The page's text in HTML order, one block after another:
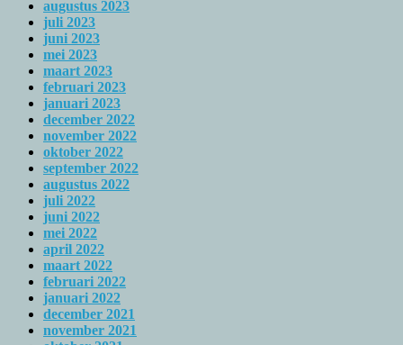
augustus 2023
juli 2023
juni 2023
mei 2023
maart 2023
februari 2023
januari 2023
december 2022
november 2022
oktober 2022
september 2022
augustus 2022
juli 2022
juni 2022
mei 2022
april 2022
maart 2022
februari 2022
januari 2022
december 2021
november 2021